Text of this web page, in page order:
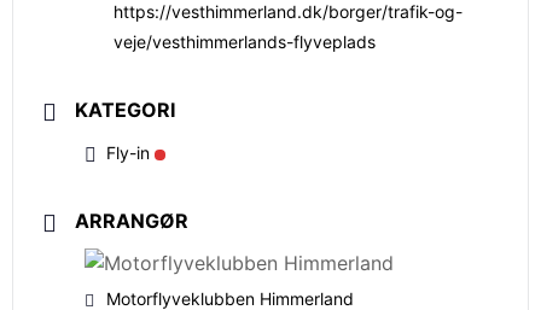
https://vesthimmerland.dk/borger/trafik-og-
veje/vesthimmerlands-flyveplads
KATEGORI
Fly-in
ARRANGØR
Motorflyveklubben Himmerland